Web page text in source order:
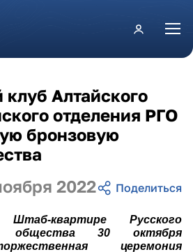
содержанию
2022
Алтайского
отделения РГО
бронзовую
квартире Русского
общества 30 октября
церемония